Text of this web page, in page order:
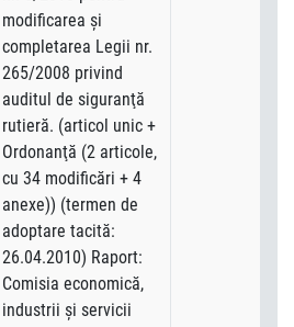
modificarea şi
completarea Legii nr.
265/2008 privind
auditul de siguranţă
rutieră. (articol unic +
Ordonanţă (2 articole,
cu 34 modificări + 4
anexe)) (termen de
adoptare tacită:
26.04.2010) Raport:
Comisia economică,
industrii şi servicii